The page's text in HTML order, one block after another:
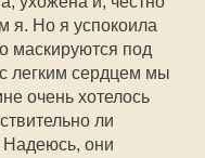
я. Но я успокоила
маскируются под
легким сердцем мы
очень хотелось
ли
Надеюсь, они